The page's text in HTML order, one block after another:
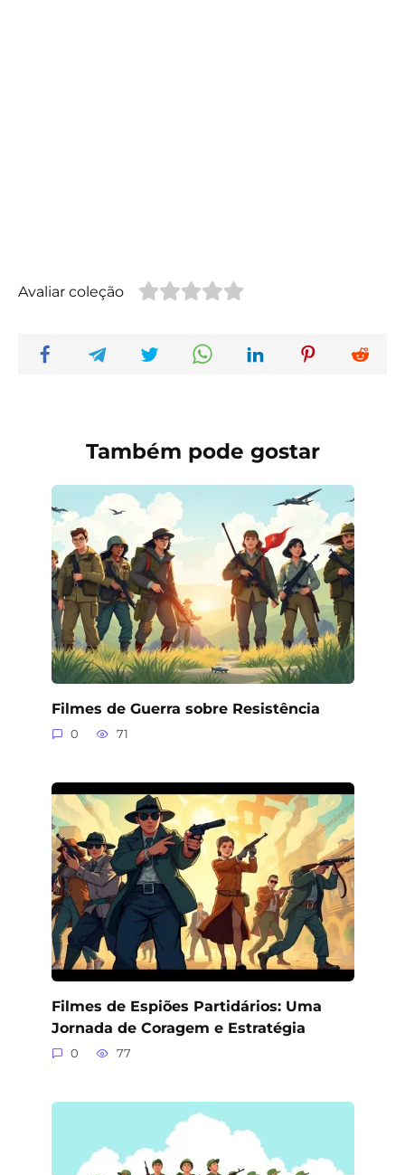
Avaliar coleção
Também pode gostar
Filmes de Guerra sobre Resistência
0 71
Filmes de Espiões Partidários: Uma
Jornada de Coragem e Estratégia
0 77